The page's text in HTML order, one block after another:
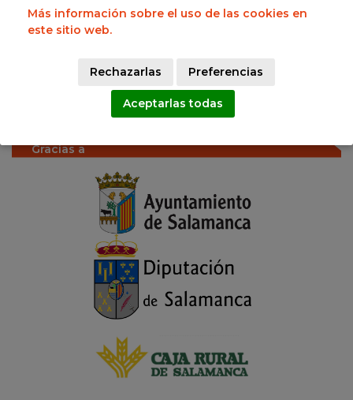
Celia Rodríguez Lozano
RESPONSABLE COMUNICACIÓN SALAMANCA
Gracias a
Más información sobre el uso de las cookies en
este sitio web.
Rechazarlas Preferencias
Aceptarlas todas